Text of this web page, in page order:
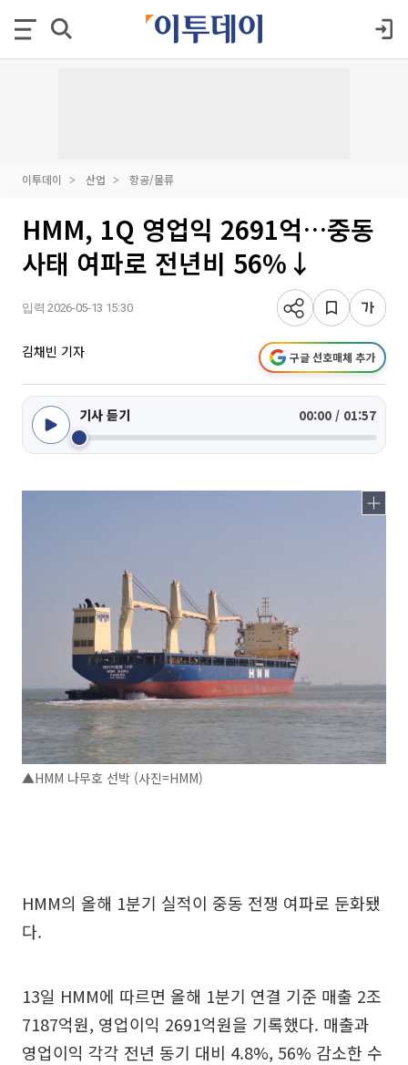
이투데이 산업 항공/물류
HMM, 1Q 영업익 2691억…중동
사태 여파로 전년비 56%↓
입력 2026-05-13 15:30
김채빈 기자 구글 선호매체 추가
기사 듣기 00:00 / 01:57
▲HMM 나무호 선박 (사진=HMM)
HMM의 올해 1분기 실적이 중동 전쟁 여파로 둔화됐
다.
13일 HMM에 따르면 올해 1분기 연결 기준 매출 2조
7187억원, 영업이익 2691억원을 기록했다. 매출과
영업이익 각각 전년 동기 대비 4.8%, 56% 감소한 수